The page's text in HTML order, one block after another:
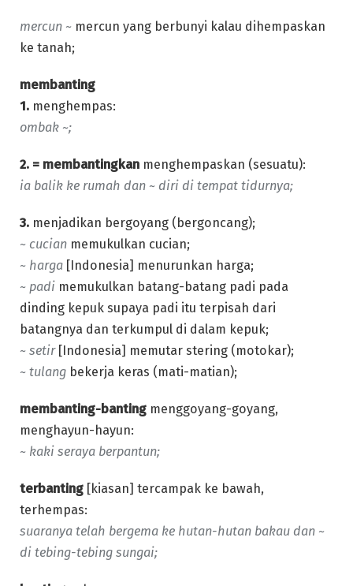
mercun ~ mercun yang berbunyi kalau dihempaskan
ke tanah;
membanting
1. menghempas:
ombak ~;
2. = membantingkan menghempaskan (sesuatu):
ia balik ke rumah dan ~ diri di tempat tidurnya;
3. menjadikan bergoyang (bergoncang);
~ cucian memukulkan cucian;
~ harga [Indonesia] menurunkan harga;
~ padi memukulkan batang-batang padi pada
dinding kepuk supaya padi itu terpisah dari
batangnya dan terkumpul di dalam kepuk;
~ setir [Indonesia] memutar stering (motokar);
~ tulang bekerja keras (mati-matian);
membanting-banting menggoyang-goyang,
menghayun-hayun:
~ kaki seraya berpantun;
terbanting [kiasan] tercampak ke bawah,
terhempas:
suaranya telah bergema ke hutan-hutan bakau dan ~
di tebing-tebing sungai;